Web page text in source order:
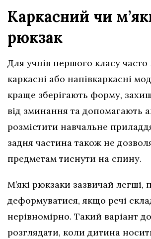
Каркасний чи
рюкзак
Для учнів першого класу
каркасні або напівкаркасні
краще зберігають форму,
від зминання та допомагають
розмістити навчальне
задня частина також не
предметам тиснути на спину.
М’які рюкзаки зазвичай легші,
деформуватися, якщо речі
нерівномірно. Такий варіант
розглядати, коли дитина